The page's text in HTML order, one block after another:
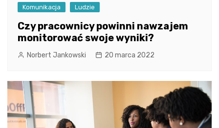
Komunikacja Ludzie
Czy pracownicy powinni nawzajem
monitorować swoje wyniki?
Norbert Jankowski 20 marca 2022